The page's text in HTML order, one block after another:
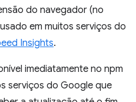
do navegador (no
usado em muitos serviços do
Insights.
imediatamente no npm
serviços do Google que